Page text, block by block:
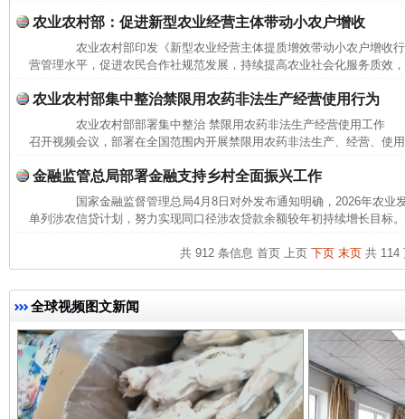
农业农村部：促进新型农业经营主体带动小农户增收
农业农村部印发《新型农业经营主体提质增效带动小农户增收
营管理水平，促进农民合作社规范发展，持续提高农业社会化服务质效
农业农村部集中整治禁限用农药非法生产经营使用行为
农业农村部部署集中整治 禁限用农药非法生产经营使用工作
召开视频会议，部署在全国范围内开展禁限用农药非法生产、经营、使
金融监管总局部署金融支持乡村全面振兴工作
国家金融监督管理总局4月8日对外发布通知明确，2026年农业
单列涉农信贷计划，努力实现同口径涉农贷款余额较年初持续增长目
共 912 条信息 首页 上页 下页 末页 共 114
全球视频图文新闻